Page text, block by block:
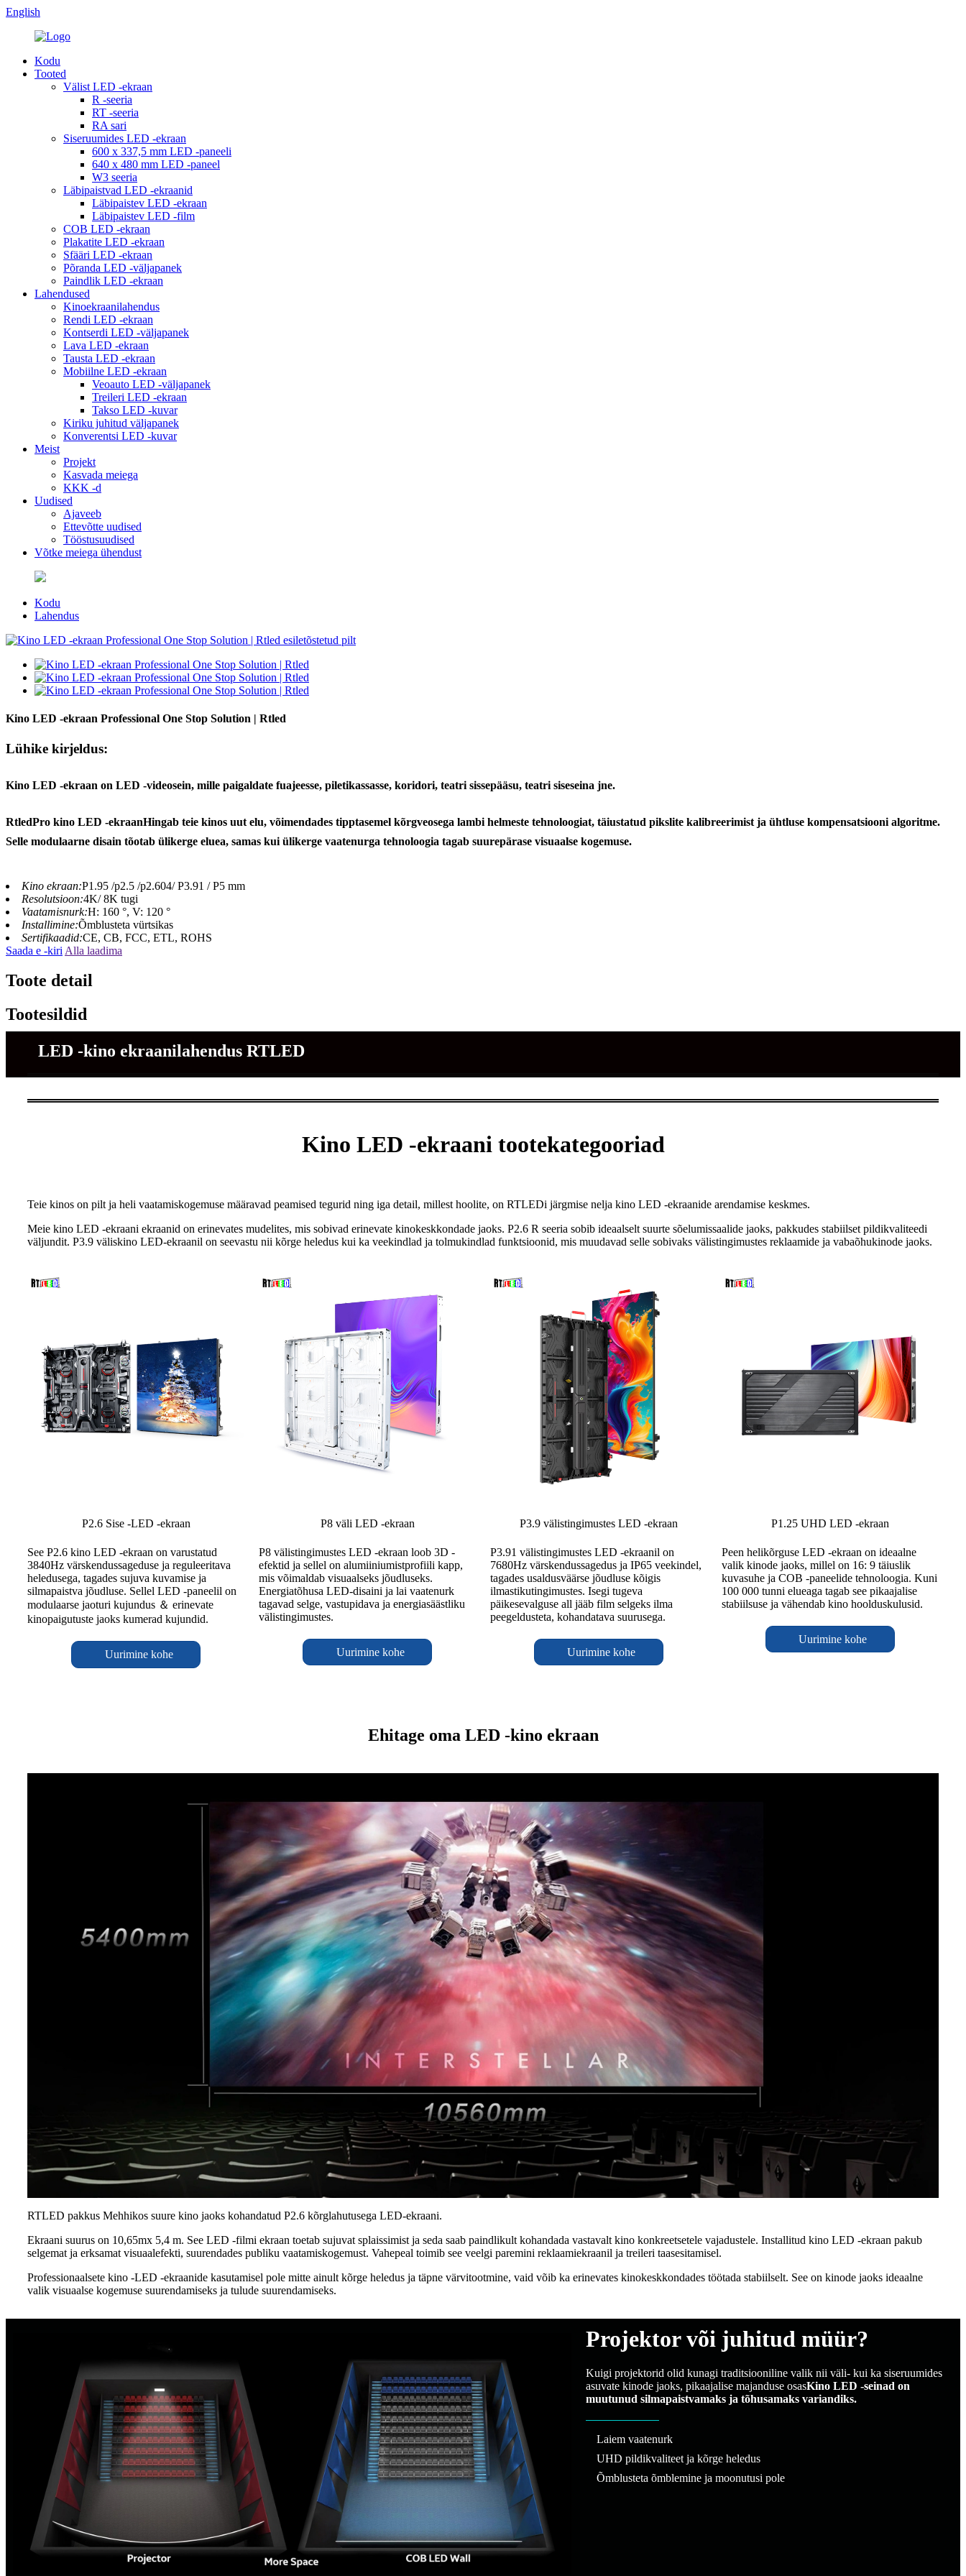
English
Kodu
Tooted
Välist LED -ekraan
R -seeria
RT -seeria
RA sari
Siseruumides LED -ekraan
600 x 337,5 mm LED -paneeli
640 x 480 mm LED -paneel
W3 seeria
Läbipaistvad LED -ekraanid
Läbipaistev LED -ekraan
Läbipaistev LED -film
COB LED -ekraan
Plakatite LED -ekraan
Sfääri LED -ekraan
Põranda LED -väljapanek
Paindlik LED -ekraan
Lahendused
Kinoekraanilahendus
Rendi LED -ekraan
Kontserdi LED -väljapanek
Lava LED -ekraan
Tausta LED -ekraan
Mobiilne LED -ekraan
Veoauto LED -väljapanek
Treileri LED -ekraan
Takso LED -kuvar
Kiriku juhitud väljapanek
Konverentsi LED -kuvar
Meist
Projekt
Kasvada meiega
KKK -d
Uudised
Ajaveeb
Ettevõtte uudised
Tööstusuudised
Võtke meiega ühendust
Kodu
Lahendus
Kino LED -ekraan Professional One Stop Solution | Rtled
Lühike kirjeldus:
Kino LED -ekraan on LED -videosein, mille paigaldate fuajeesse, piletikassasse, koridori, teatri sissepääsu, teatri siseseina jne.
RtledPro kino LED -ekraanHingab teie kinos uut elu, võimendades tipptasemel kõrgveosega lambi helmeste tehnoloogiat, täiustatud pikslite kalibreerimist ja ühtluse kompensatsiooni algoritme.
Selle modulaarne disain tõotab ülikerge eluea, samas kui ülikerge vaatenurga tehnoloogia tagab suurepärase visuaalse kogemuse.
Kino ekraan:P1.95 /p2.5 /p2.604/ P3.91 / P5 mm
Resolutsioon:4K/ 8K tugi
Vaatamisnurk:H: 160 °, V: 120 °
Installimine:Õmblusteta vürtsikas
Sertifikaadid:CE, CB, FCC, ETL, ROHS
Saada e -kiri Alla laadima
Toote detail
Tootesildid
LED -kino ekraanilahendus RTLED
Kino LED -ekraani tootekategooriad
Teie kinos on pilt ja heli vaatamiskogemuse määravad peamised tegurid ning iga detail, millest hoolite, on RTLEDi järgmise nelja kino LED -ekraanide arendamise keskmes.
Meie kino LED -ekraani ekraanid on erinevates mudelites, mis sobivad erinevate kinokeskkondade jaoks. P2.6 R seeria sobib ideaalselt suurte sõelumissaalide jaoks, pakkudes stabiilset pildikvaliteedi
väljundit. P3.9 väliskino LED-ekraanil on seevastu nii kõrge heledus kui ka veekindlad ja tolmukindlad funktsioonid, mis muudavad selle sobivaks välistingimustes reklaamide ja vabaõhukinode jaoks.
P2.6 Sise -LED -ekraan
See P2.6 kino LED -ekraan on varustatud
3840Hz värskendussageduse ja reguleeritava
heledusega, tagades sujuva kuvamise ja
silmapaistva jõudluse. Sellel LED -paneelil on
modulaarse jaoturi kujundus ＆ erinevate
kinopaigutuste jaoks kumerad kujundid.
Uurimine kohe
P8 väli LED -ekraan
P8 välistingimustes LED -ekraan loob 3D -
efektid ja sellel on alumiiniumistprofiili kapp,
mis võimaldab visuaalseks jõudluseks.
Energiatõhusa LED-disaini ja lai vaatenurk
tagavad selge, vastupidava ja energiasäästliku
välistingimustes.
Uurimine kohe
P3.9 välistingimustes LED -ekraan
P3.91 välistingimustes LED -ekraanil on
7680Hz värskendussagedus ja IP65 veekindel,
tagades usaldusväärse jõudluse kõigis
ilmastikutingimustes. Isegi tugeva
päikesevalguse all jääb film selgeks ilma
peegeldusteta, kohandatava suurusega.
Uurimine kohe
P1.25 UHD LED -ekraan
Peen helikõrguse LED -ekraan on ideaalne
valik kinode jaoks, millel on 16: 9 täiuslik
kuvasuhe ja COB -paneelide tehnoloogia. Kuni
100 000 tunni elueaga tagab see pikaajalise
stabiilsuse ja vähendab kino hoolduskulusid.
Uurimine kohe
Ehitage oma LED -kino ekraan
RTLED pakkus Mehhikos suure kino jaoks kohandatud P2.6 kõrglahutusega LED-ekraani.
Ekraani suurus on 10,65mx 5,4 m. See LED -filmi ekraan toetab sujuvat splaissimist ja seda saab paindlikult kohandada vastavalt kino konkreetsetele vajadustele. Installitud kino LED -ekraan pakub
selgemat ja erksamat visuaalefekti, suurendades publiku vaatamiskogemust. Vahepeal toimib see veelgi paremini reklaamiekraanil ja treileri taasesitamisel.
Professionaalsete kino -LED -ekraanide kasutamisel pole mitte ainult kõrge heledus ja täpne värvitootmine, vaid võib ka erinevates kinokeskkondades töötada stabiilselt. See on kinode jaoks ideaalne
valik visuaalse kogemuse suurendamiseks ja tulude suurendamiseks.
Projektor või juhitud müür?
Kuigi projektorid olid kunagi traditsiooniline valik nii väli- kui ka siseruumides
asuvate kinode jaoks, pikaajalise majanduse osasKino LED -seinad on
muutunud silmapaistvamaks ja tõhusamaks variandiks.
Laiem vaatenurk
UHD pildikvaliteet ja kõrge heledus
Õmblusteta õmblemine ja moonutusi pole